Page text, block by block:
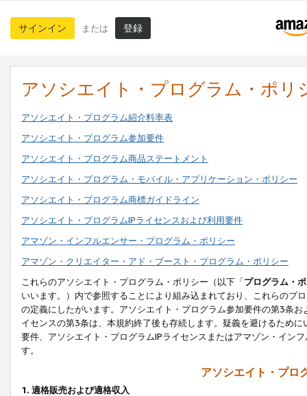
サインイン または 登録
アソシエイト・プログラム・ポリ
アソシエイト・プログラム紹介料率表
アソシエイト・プログラム参加要件
アソシエイト・プログラム商品ステートメント
アソシエイト・プログラム・モバイル・アプリケーション・ポリシー
アソシエイト・プログラム商標ガイドライン
アソシエイト・プログラムIPライセンスおよび利用要件
アマゾン・インフルエンサー・プログラム・ポリシー
アマゾン・クリエイター・アド・ブースト・プログラム・ポリシー
これらのアソシエイト・プログラム・ポリシー（以下「プログラム・
いいます。）内で参照することにより組み込まれており、これらのプ
の定義にしたがいます。アソシエイト・プログラム参加要件の第3条
イセンスの第3条は、本規約終了後も存続します。疑義を避けるため
要件、アソシエイト・プログラムIPライセンスまたはアマゾン・イン
す。
アソシエイト・プロ
1. 適格販売および適格収入